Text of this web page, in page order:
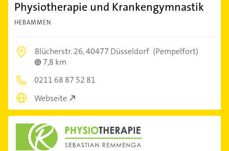
Physiotherapie und Krankengymnastik
HEBAMMEN
Blücherstr. 26,40477 Düsseldorf (Pempelfort)
7,8 km
0211 68 87 52 81
Webseite